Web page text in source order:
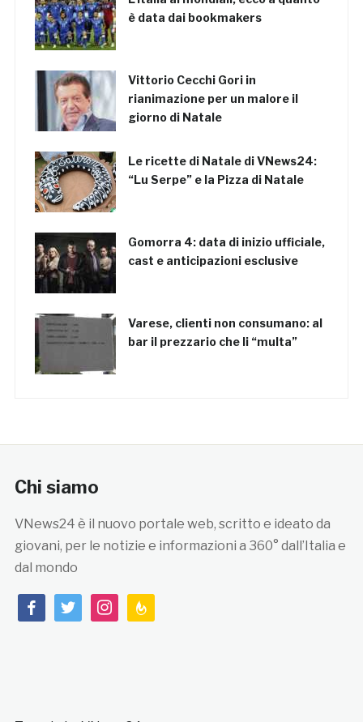
è data dai bookmakers
Vittorio Cecchi Gori in
rianimazione per un malore il
giorno di Natale
Le ricette di Natale di VNews24:
“Lu Serpe” e la Pizza di Natale
Gomorra 4: data di inizio ufficiale,
cast e anticipazioni esclusive
Varese, clienti non consumano: al
bar il prezzario che li “multa”
Chi siamo
VNews24 è il nuovo portale web, scritto e ideato da
giovani, per le notizie e informazioni a 360° dall’Italia e
dal mondo
facebooktwitterinstagramfeedburner